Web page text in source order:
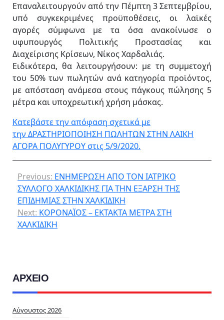
Επαναλειτουργούν από την Πέμπτη 3 Σεπτεμβρίου,
υπό συγκεκριμένες προϋποθέσεις, οι λαϊκές
αγορές σύμφωνα με τα όσα ανακοίνωσε ο
υφυπουργός Πολιτικής Προστασίας και
Διαχείρισης Κρίσεων, Νίκος Χαρδαλιάς.
Ειδικότερα, θα λειτουργήσουν: με τη συμμετοχή
του 50% των πωλητών ανά κατηγορία προϊόντος,
με απόσταση ανάμεσα στους πάγκους πώλησης 5
μέτρα και υποχρεωτική χρήση μάσκας.
Κατεβάστε την απόφαση σχετικά με
την ΔΡΑΣΤΗΡΙΟΠΟΙΗΣΗ ΠΩΛΗΤΩΝ ΣΤΗΝ ΛΑΙΚΗ
ΑΓΟΡΑ ΠΟΛΥΓΥΡΟΥ στις 5/9/2020.
Previous: ΕΝΗΜΕΡΩΣΗ ΑΠΟ ΤΟΝ ΙΑΤΡΙΚΟ
ΣΥΛΛΟΓΟ ΧΑΛΚΙΔΙΚΗΣ ΓΙΑ ΤΗΝ ΕΞΑΡΣΗ ΤΗΣ
ΕΠΙΔΗΜΙΑΣ ΣΤΗΝ ΧΑΛΚΙΔΙΚΗ
Next: ΚΟΡΟΝΑΪΟΣ – ΕΚΤΑΚΤΑ ΜΕΤΡΑ ΣΤΗ
ΧΑΛΚΙΔΙΚΗ
ΑΡΧΕΙΟ
Αύγουστος 2026